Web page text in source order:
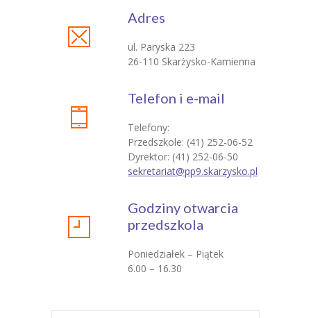
Adres
ul. Paryska 223
26-110 Skarżysko-Kamienna
Telefon i e-mail
Telefony:
Przedszkole: (41) 252-06-52​
Dyrektor: (41) 252-06-50
sekretariat@pp9.skarzysko.pl
Godziny otwarcia
przedszkola
Poniedziałek – Piątek
6.00 – 16.30